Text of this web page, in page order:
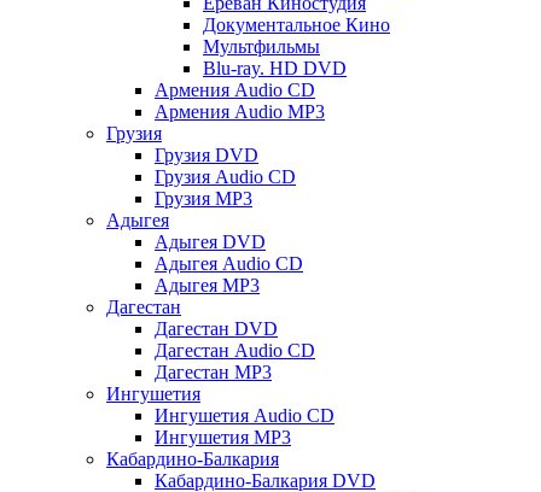
Документальное Кино
Мультфильмы
Blu-ray. HD DVD
Армения Audio CD
Армения Audio MP3
Грузия
Грузия DVD
Грузия Audio CD
Грузия MP3
Адыгея
Адыгея DVD
Адыгея Audio CD
Адыгея MP3
Дагестан
Дагестан DVD
Дагестан Audio CD
Дагестан MP3
Ингушетия
Ингушетия Audio CD
Ингушетия MP3
Кабардино-Балкария
Кабардино-Балкария DVD